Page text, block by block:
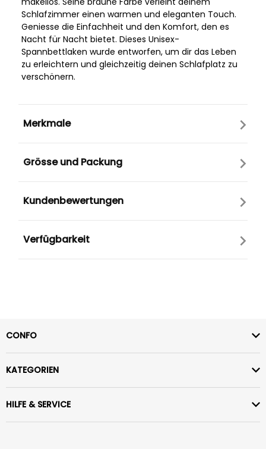
Schlafzimmer einen warmen und eleganten Touch.
Geniesse die Einfachheit und den Komfort, den es
Nacht für Nacht bietet. Dieses Unisex-
Spannbettlaken wurde entworfen, um dir das Leben
zu erleichtern und gleichzeitig deinen Schlafplatz zu
verschönern.
Merkmale
Grösse und Packung
Kundenbewertungen
Verfügbarkeit
CONFO
KATEGORIEN
HILFE & SERVICE